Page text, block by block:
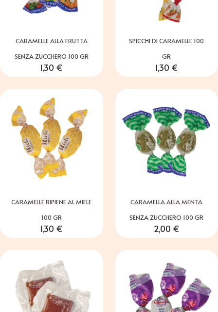
CARAMELLE ALLA FRUTTA
SENZA ZUCCHERO 100 GR
1,30 €
SPICCHI DI CARAMELLE 100
GR
1,30 €
CARAMELLE RIPIENE AL MIELE
100 GR
1,30 €
CARAMELLA ALLA MENTA
SENZA ZUCCHERO 100 GR
2,00 €